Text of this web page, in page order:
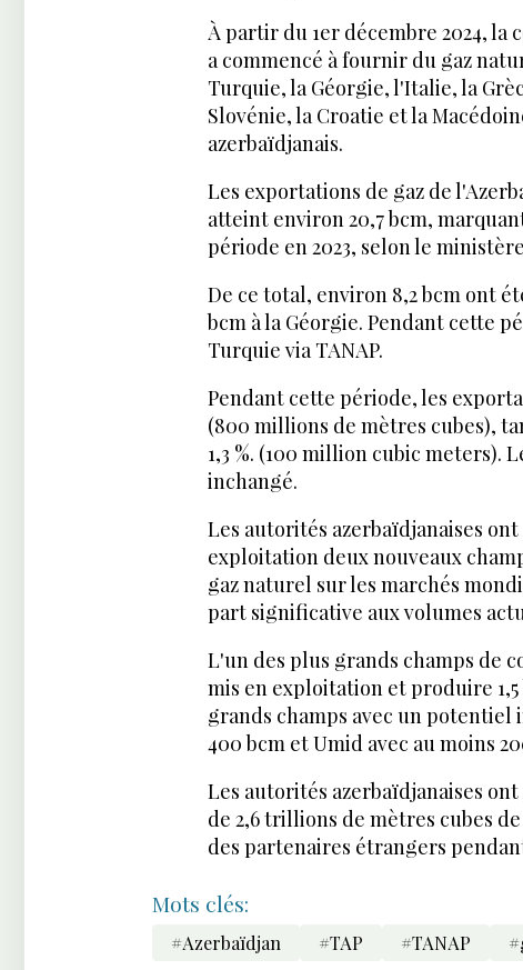
À partir du 1er décembre 2024, la
a commencé à fournir du gaz
Turquie, la Géorgie, l'Italie, la
Slovénie, la Croatie et la
azerbaïdjanais.
Les exportations de gaz de
atteint environ 20,7 bcm,
période en 2023, selon le
De ce total, environ 8,2 bcm ont
bcm à la Géorgie. Pendant cette
Turquie via TANAP.
Pendant cette période, les
(800 millions de mètres cubes),
1,3 %. (100 million cubic meters).
inchangé.
Les autorités azerbaïdjanaises
exploitation deux nouveaux
gaz naturel sur les marchés
part significative aux volumes
L'un des plus grands champs de
mis en exploitation et produire
grands champs avec un potentiel
400 bcm et Umid avec au moins
Les autorités azerbaïdjanaises
de 2,6 trillions de mètres cubes
des partenaires étrangers
Mots clés:
#Azerbaïdjan #TAP #TANAP